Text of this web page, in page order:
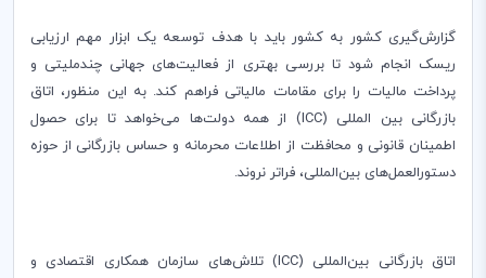
گزارش‌گیری کشور به کشور باید با هدف توسعه یک ابزار مهم ارزیابی
ریسک انجام شود تا بررسی بهتری از فعالیت‌های جهانی چندملیتی و
پرداخت مالیات را برای مقامات مالیاتی فراهم کند. به این منظور، اتاق
بازرگانی بین المللی (ICC) از همه دولت‌ها می‌خواهد تا برای حصول
اطمینان قانونی و محافظت از اطلاعات محرمانه و حساس بازرگانی از حوزه
دستورالعمل‌های بین‌المللی، فراتر نروند.
اتاق بازرگانی بین‌المللی (ICC) تلاش‌های سازمان همکاری اقتصادی و